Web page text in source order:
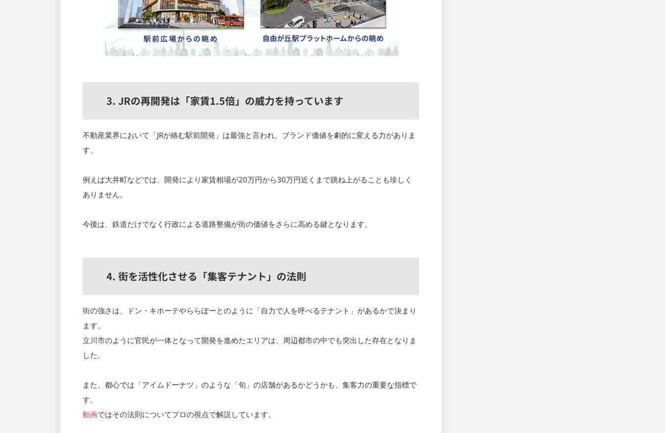
3. JRの再開発は「家賃1.5倍」の威力を持っています
不動産業界において「JRが絡む駅前開発」は最強と言われ、ブランド価値を劇的に変える力がありま
す。
例えば大井町などでは、開発により家賃相場が20万円から30万円近くまで跳ね上がることも珍しく
ありません。
今後は、鉄道だけでなく行政による道路整備が街の価値をさらに高める鍵となります。
4. 街を活性化させる「集客テナント」の法則
街の強さは、ドン・キホーテやららぽーとのように「自力で人を呼べるテナント」があるかで決まり
ます。
立川市のように官民が一体となって開発を進めたエリアは、周辺都市の中でも突出した存在となりま
した。
また、都心では「アイムドーナツ」のような「旬」の店舗があるかどうかも、集客力の重要な指標で
す。
動画ではその法則についてプロの視点で解説しています。